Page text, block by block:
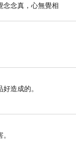
念念真，心無覺相
造成的。